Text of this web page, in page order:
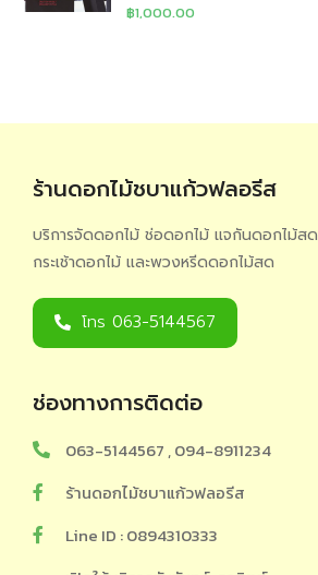
฿1,000.00
ร้านดอกไม้ชบาแก้วฟลอรีส
บริการจัดดอกไม้ ช่อดอกไม้ แจกันดอกไม้สด
กระเช้าดอกไม้ และพวงหรีดดอกไม้สด
โทร 063-5144567
ช่องทางการติดต่อ
063-5144567 , 094-8911234
ร้านดอกไม้ชบาแก้วฟลอรีส
Line ID : 0894310333